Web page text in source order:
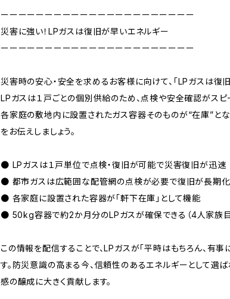
ーーーーーーーーーーーーーーーーーーーーーー
災害に強い！LPガスは復旧が早いエネルギー
ーーーーーーーーーーーーーーーーーーーーーー
災害時の安心・安全を求めるお客様に向けて、「LPガスは復
LPガスは１戸ごとの個別供給のため、点検や安全確認がスピ
各家庭の敷地内に設置されたガス容器そのものが“在庫”と
をお伝えしましょう。
● LPガスは１戸単位で点検・復旧が可能で災害復旧が迅速
● 都市ガスは広範囲な配管網の点検が必要で復旧が長期化
● 各家庭に設置された容器が「軒下在庫」として機能
● 50kg容器で約2か月分のLPガスが確保できる（4人家族目
この情報を配信することで、LPガスが「平時はもちろん、有
す。防災意識の高まる今、信頼性のあるエネルギーとして選
感の醸成に大きく貢献します。